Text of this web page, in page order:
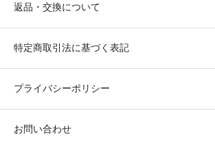
返品・交換について
特定商取引法に基づく表記
プライバシーポリシー
お問い合わせ